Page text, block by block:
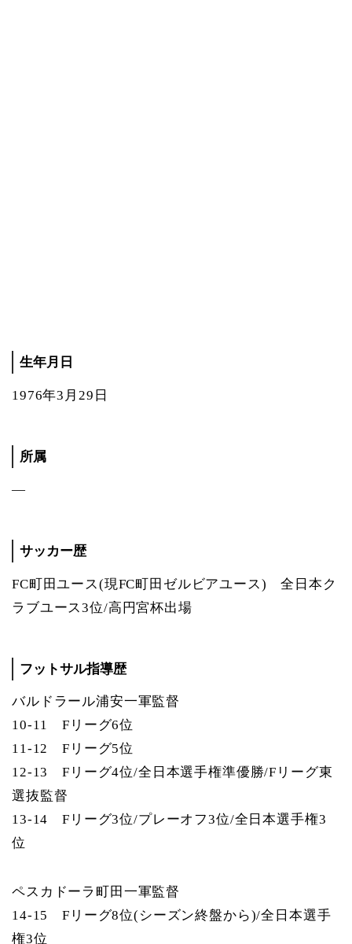
生年月日
1976年3月29日
所属
―
サッカー歴
FC町田ユース(現FC町田ゼルビアユース) 全日本ク
ラブユース3位/高円宮杯出場
フットサル指導歴
バルドラール浦安一軍監督
10-11 Fリーグ6位
11-12 Fリーグ5位
12-13 Fリーグ4位/全日本選手権準優勝/Fリーグ東
選抜監督
13-14 Fリーグ3位/プレーオフ3位/全日本選手権3
位
ペスカドーラ町田一軍監督
14-15 Fリーグ8位(シーズン終盤から)/全日本選手
権3位